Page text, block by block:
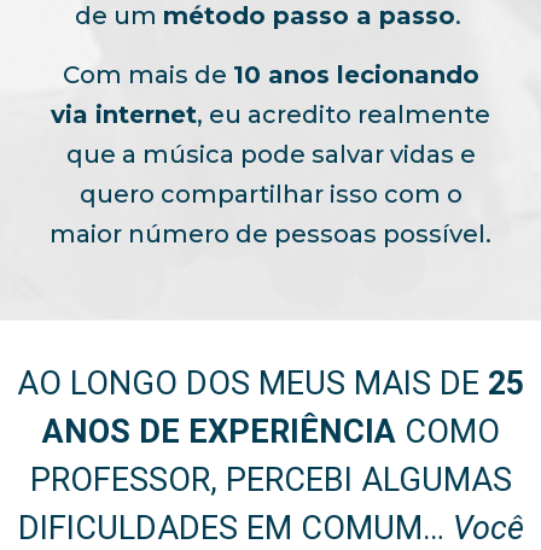
de um método passo a passo.
Com mais de 10 anos lecionando
via internet, eu acredito realmente
que a música pode salvar vidas e
quero compartilhar isso com o
maior número de pessoas possível.
AO LONGO DOS MEUS MAIS DE 25
ANOS DE EXPERIÊNCIACOMO
PROFESSOR, PERCEBI ALGUMAS
DIFICULDADES EM COMUM… Você